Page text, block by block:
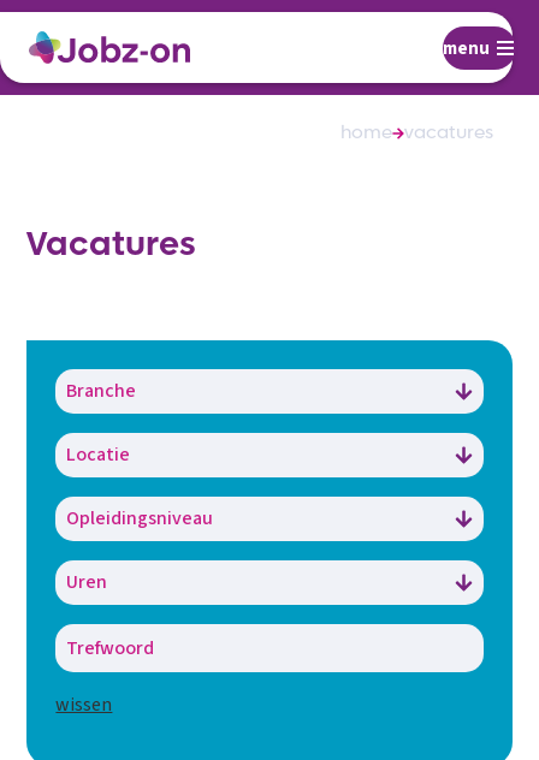
menu
home vacatures
Vacatures
wissen